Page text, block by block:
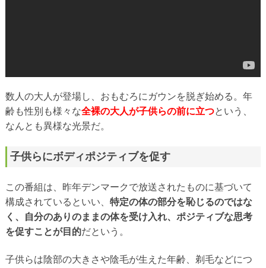
数人の大人が登場し、おもむろにガウンを脱ぎ始める。年
齢も性別も様々な全裸の大人が子供らの前に立つという、
なんとも異様な光景だ。
子供らにボディポジティブを促す
この番組は、昨年デンマークで放送されたものに基づいて
構成されているといい、 特定の体の部分を恥じるのではな
く、自分のありのままの体を受け入れ、ポジティブな思考
を促すことが目的だという。
子供らは陰部の大きさや陰毛が生えた年齢、剃毛などにつ